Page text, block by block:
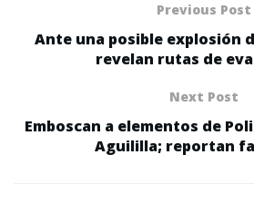
Previous Post
Ante una posible explosión
revelan rutas de
Next Post
Emboscan a elementos de
Aguililla; reportan